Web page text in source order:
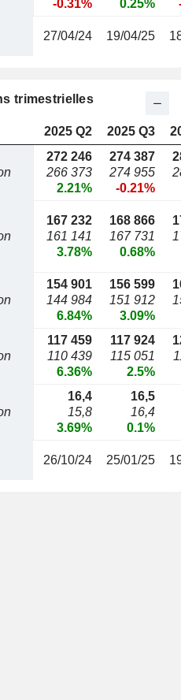
-0.31%
0.25%
27/04/24 19/04/25
trimestrielles
2025 Q2 2025 Q3
272 246
266 373
2.21%
274 387
274 955
-0.21%
167 232
161 141
3.78%
168 866
167 731
0.68%
154 901
144 984
6.84%
156 599
151 912
3.09%
117 459
110 439
6.36%
117 924
115 051
2.5%
16,4
15,8
3.69%
16,5
16,4
0.1%
26/10/24 25/01/25